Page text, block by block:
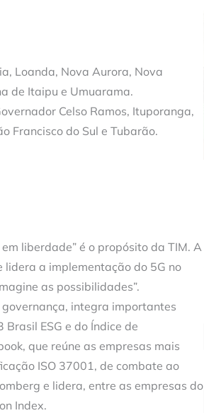
Loanda, Nova Aurora, Nova
de Itaipu e Umuarama.
Celso Ramos, Ituporanga,
Francisco do Sul e Tubarão.
liberdade” é o propósito da TIM. A
a implementação do 5G no
as possibilidades”.
integra importantes
ESG e do Índice de
que reúne as empresas mais
ISO 37001, de combate ao
e lidera, entre as empresas do
Index.